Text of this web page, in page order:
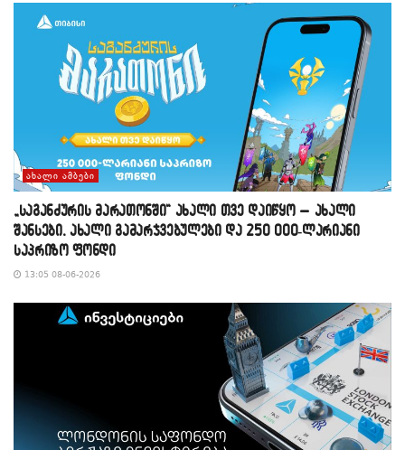
ᲐᲮᲐᲚᲘ ᲐᲛᲑᲔᲑᲘ
„საგანძურის მარათონში“ ახალი თვე დაიწყო – ახალი
შანსები, ახალი გამარჯვებულები და 250 000-ლარიანი
საპრიზო ფონდი
13:05 08-06-2026